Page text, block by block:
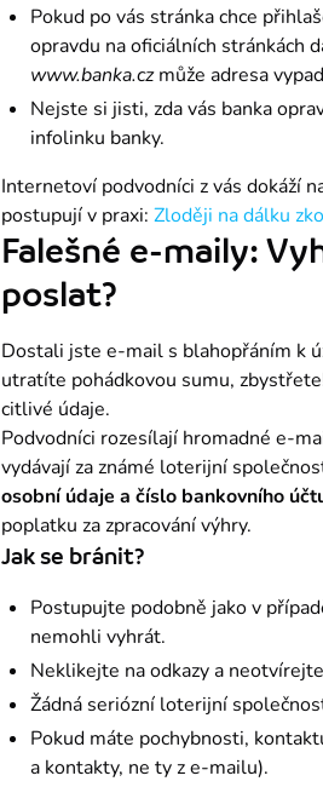
Pokud po vás stránka chce
opravdu na oficiálních stránkách
www.banka.czmůže adresa
Nejste si jisti, zda vás banka
infolinku banky.
Internetoví podvodníci z vás dokáží
postupují v praxi: Zloději na dálku
Falešné e-maily:
poslat?
Dostali jste e-mail s blahopřáním k
utratíte pohádkovou sumu,
citlivé údaje.
Podvodníci rozesílají hromadné e-
vydávají za známé loterijní
osobní údaje a číslo bankovního
poplatku za zpracování výhry.
Jak se bránit?
Postupujte podobně jako v
nemohli vyhrát.
Neklikejte na odkazy a
Žádná seriózní loterijní
Pokud máte pochybnosti,
a kontakty, ne ty z e-mailu).